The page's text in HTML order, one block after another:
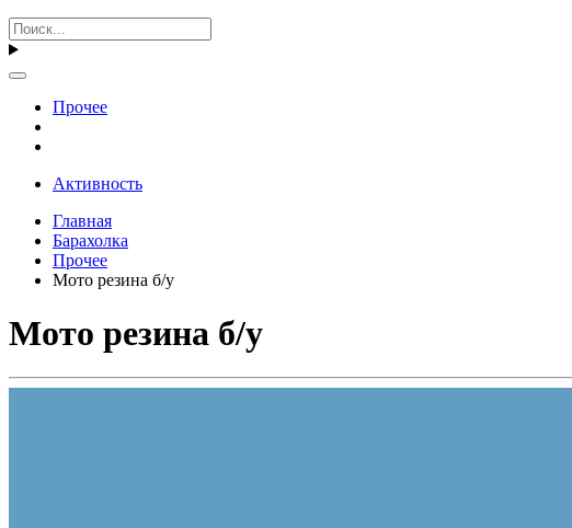
Прочее
Активность
Главная
Барахолка
Прочее
Мото резина б/у
Мото резина б/у